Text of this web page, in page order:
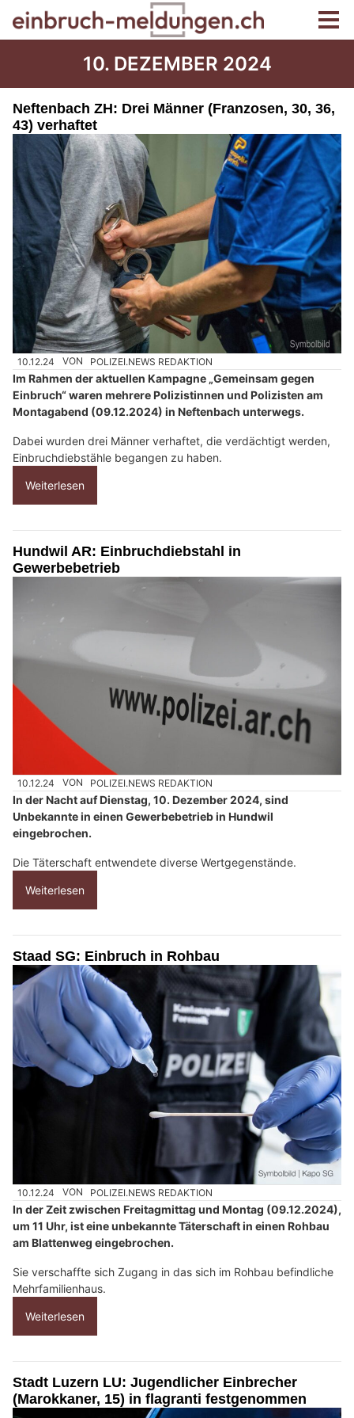
10. DEZEMBER 2024
Neftenbach ZH: Drei Männer (Franzosen, 30, 36,
43) verhaftet
10.12.24 VON POLIZEI.NEWS REDAKTION
Im Rahmen der aktuellen Kampagne „Gemeinsam gegen
Einbruch“ waren mehrere Polizistinnen und Polizisten am
Montagabend (09.12.2024) in Neftenbach unterwegs.
Dabei wurden drei Männer verhaftet, die verdächtigt werden,
Einbruchdiebstähle begangen zu haben.
Weiterlesen
Hundwil AR: Einbruchdiebstahl in
Gewerbebetrieb
10.12.24 VON POLIZEI.NEWS REDAKTION
In der Nacht auf Dienstag, 10. Dezember 2024, sind
Unbekannte in einen Gewerbebetrieb in Hundwil
eingebrochen.
Die Täterschaft entwendete diverse Wertgegenstände.
Weiterlesen
Staad SG: Einbruch in Rohbau
10.12.24 VON POLIZEI.NEWS REDAKTION
In der Zeit zwischen Freitagmittag und Montag (09.12.2024),
um 11 Uhr, ist eine unbekannte Täterschaft in einen Rohbau
am Blattenweg eingebrochen.
Sie verschaffte sich Zugang in das sich im Rohbau befindliche
Mehrfamilienhaus.
Weiterlesen
Stadt Luzern LU: Jugendlicher Einbrecher
(Marokkaner, 15) in flagranti festgenommen